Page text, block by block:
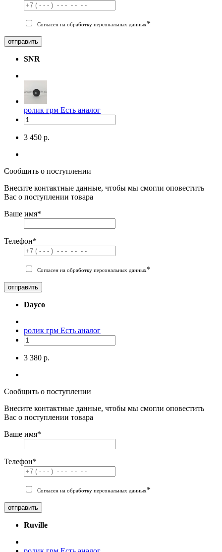
Согласен на обработку персональных данных*
отправить
SNR
ролик грм Есть аналог
3 450 р.
Сообщить о поступлении
Внесите контактные данные, чтобы мы смогли оповестить
Вас о поступлении товара
Ваше имя*
Телефон*
Согласен на обработку персональных данных*
отправить
Dayco
ролик грм Есть аналог
3 380 р.
Сообщить о поступлении
Внесите контактные данные, чтобы мы смогли оповестить
Вас о поступлении товара
Ваше имя*
Телефон*
Согласен на обработку персональных данных*
отправить
Ruville